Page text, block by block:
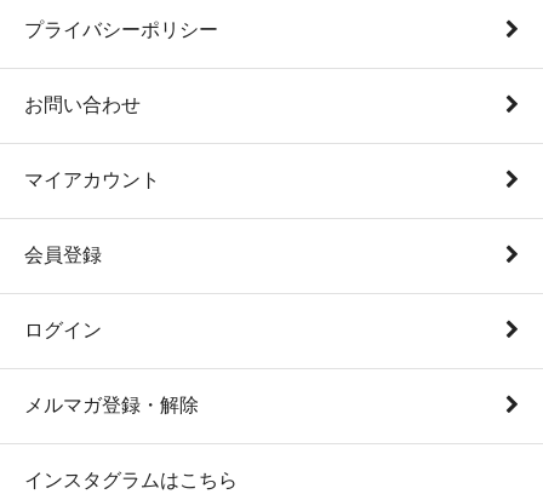
プライバシーポリシー
お問い合わせ
マイアカウント
会員登録
ログイン
メルマガ登録・解除
インスタグラムはこちら